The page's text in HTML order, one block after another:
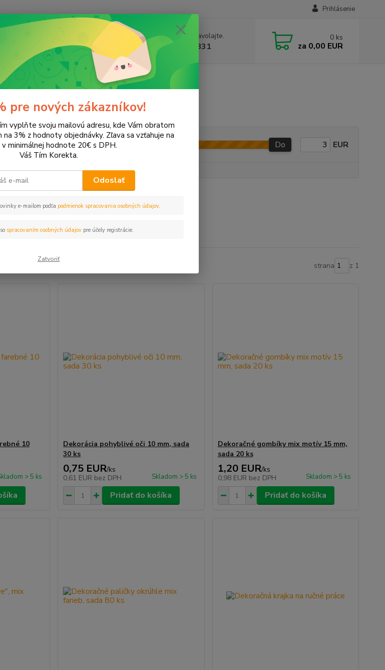
Prihlásenie
Neviete si rady? Zavolajte.
+421 905 615 831
0 ks
za 0,00 EUR
Glitre, flitre, kamienky a ozdoby
a ozdoby
Upresniť parametre
Od Do EUR
strana z 1
10
> 5 ks
Dekorácia pohyblivé oči 10 mm, sada
30 ks
0,75 EUR/ks
0,61 EUR bez DPH Skladom > 5 ks
Pridať do košíka
Dekoračné gombíky mix motív 15 mm,
sada 20 ks
1,20 EUR/ks
0,98 EUR bez DPH Skladom > 5 ks
Pridať do košíka
pre nových zákazníkov!
vyplňte svoju mailovú adresu, kde Vám obratom
na 3% z hodnoty objednávky. Zľava sa vzťahuje na
v minimálnej hodnote 20€ s DPH.
Váš Tím Korekta.
Odoslať
e-mailom podľa podmienok spracovania osobných údajov.
spracovaním osobných údajovpre účely registrácie.
Zatvoriť